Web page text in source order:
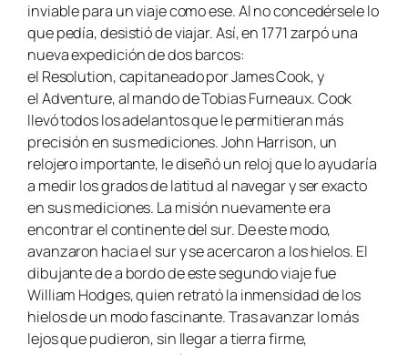
inviable para un viaje como ese. Al no concedérsele lo
que pedía, desistió de viajar. Así, en 1771 zarpó una
nueva expedición de dos barcos:
el Resolution,capitaneado por James Cook, y
elAdventure,al mando de Tobias Furneaux. Cook
llevó todos los adelantos que le permitieran más
precisión en sus mediciones. John Harrison, un
relojero importante, le diseñó un reloj que lo ayudaría
a medir los grados de latitud al navegar y ser exacto
en sus mediciones. La misión nuevamente era
encontrar el continente del sur. De este modo,
avanzaron hacia el sur y se acercaron a los hielos. El
dibujante de a bordo de este segundo viaje fue
William Hodges, quien retrató la inmensidad de los
hielos de un modo fascinante. Tras avanzar lo más
lejos que pudieron, sin llegar a tierra firme,